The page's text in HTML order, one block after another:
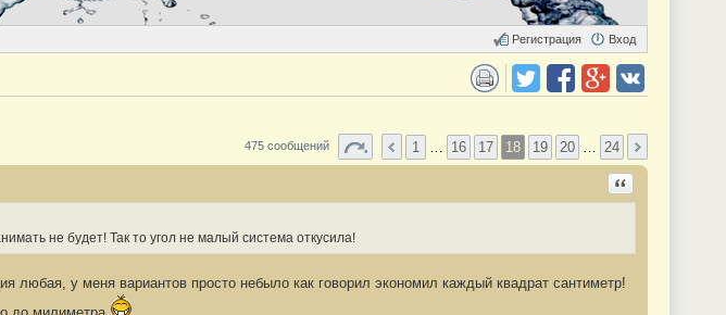
Вход
Регистрация
475 сообщений 1 16 17 18 19 20 24
Ответить с
не будет! Так то угол не малый система откусила!
любая, у меня вариантов просто небыло как говорил экономил каждый квадрат сантиметр!